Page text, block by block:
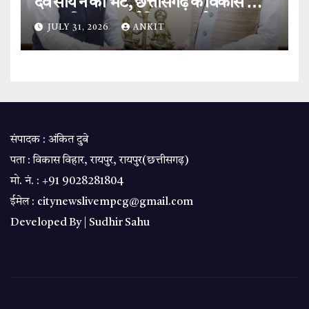
‘बस्तर विजन’ पर हुई विस्तृत चर्चा.
JULY 31, 2026 ANKIT
संपादक : अंकित दुबे
पता : विकास विहार, रायपुर, रायपुर(छत्तीसगढ़)
मो. नं. : +91 9028281804
ईमेल : citynewslivempcg@gmail.com
Developed By | Sudhir Sahu